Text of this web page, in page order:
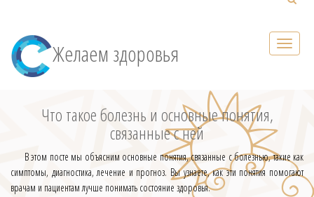
Желаем здоровья
Что такое болезнь и основные понятия,
связанные с ней
В этом посте мы объясним основные понятия, связанные с болезнью, такие как
симптомы, диагностика, лечение и прогноз. Вы узнаете, как эти понятия помогают
врачам и пациентам лучше понимать состояние здоровья.